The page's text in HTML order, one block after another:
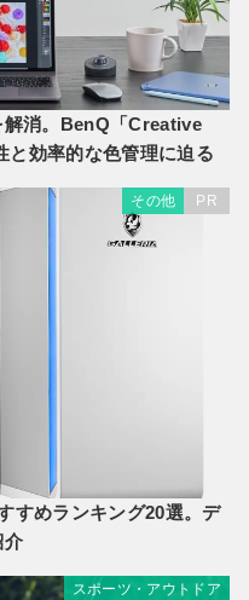
解消。BenQ「Creative
と効率的な色管理に迫る
その他 PR
すめランキング20選。デ
介
スポーツ・アウトドア